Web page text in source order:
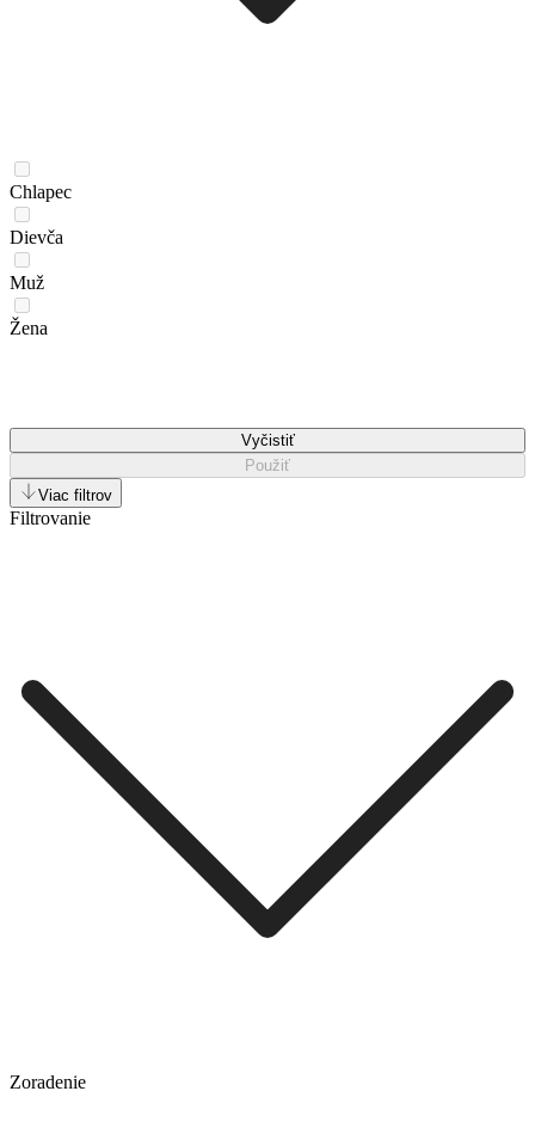
Chlapec
Dievča
Muž
Žena
Vyčistiť
Použiť
Viac filtrov
Filtrovanie
Zoradenie